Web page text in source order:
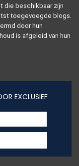
die beschikbaar zijn
toegevoegde blogs.
door hun
is afgeleid van hun
EXCLUSIEF